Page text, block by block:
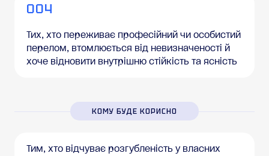
004
Тих, хто переживає професійний чи особистий
перелом, втомлюється від невизначеності й
хоче відновити внутрішню стійкість та ясність
КОМУ БУДЕ КОРИСНО
Тим, хто відчуває розгубленість у власних